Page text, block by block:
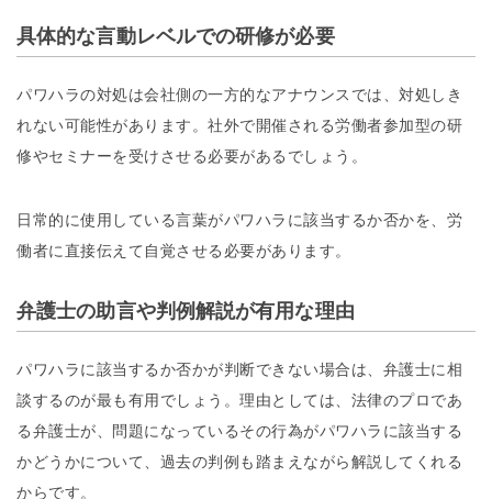
具体的な言動レベルでの研修が必要
パワハラの対処は会社側の一方的なアナウンスでは、対処しき
れない可能性があります。社外で開催される労働者参加型の研
修やセミナーを受けさせる必要があるでしょう。
日常的に使用している言葉がパワハラに該当するか否かを、労
働者に直接伝えて自覚させる必要があります。
弁護士の助言や判例解説が有用な理由
パワハラに該当するか否かが判断できない場合は、弁護士に相
談するのが最も有用でしょう。理由としては、法律のプロであ
る弁護士が、問題になっているその行為がパワハラに該当する
かどうかについて、過去の判例も踏まえながら解説してくれる
からです。